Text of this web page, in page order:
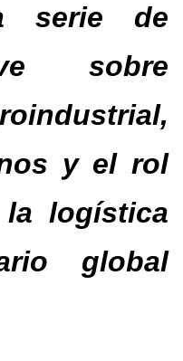
serie de
sobre
y el rol
logística
global